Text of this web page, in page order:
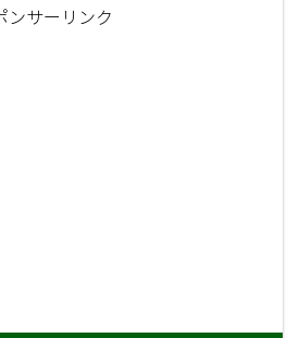
ンサーリンク